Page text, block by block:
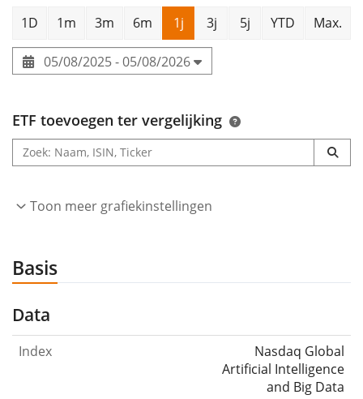
1D 1m 3m 6m 1j 3j 5j YTD Max.
05/08/2025 - 05/08/2026
ETF toevoegen ter vergelijking
Toon meer grafiekinstellingen
Basis
Data
Index
Nasdaq Global
Artificial Intelligence
and Big Data